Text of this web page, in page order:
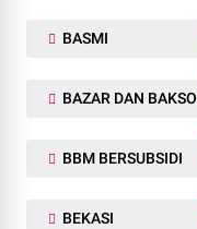
BASMI
BAZAR DAN BAKSOS RAMADHAN
BBM BERSUBSIDI
BEKASI